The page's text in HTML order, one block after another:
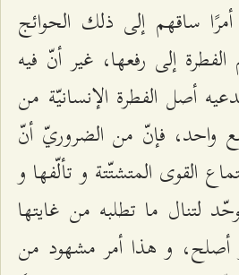
ساقهم إلى ذلك الحوائج
الفطرة إلى رفعها، غير أنّ فيه
أصل الفطرة الإنسانيّة من
واحد، فإنّ من الضروريّ أنّ
القوى المتشتّتة و تألّفها و
لتنال ما تطلبه من غايتها
أصلح، و هذا أمر مشهود من